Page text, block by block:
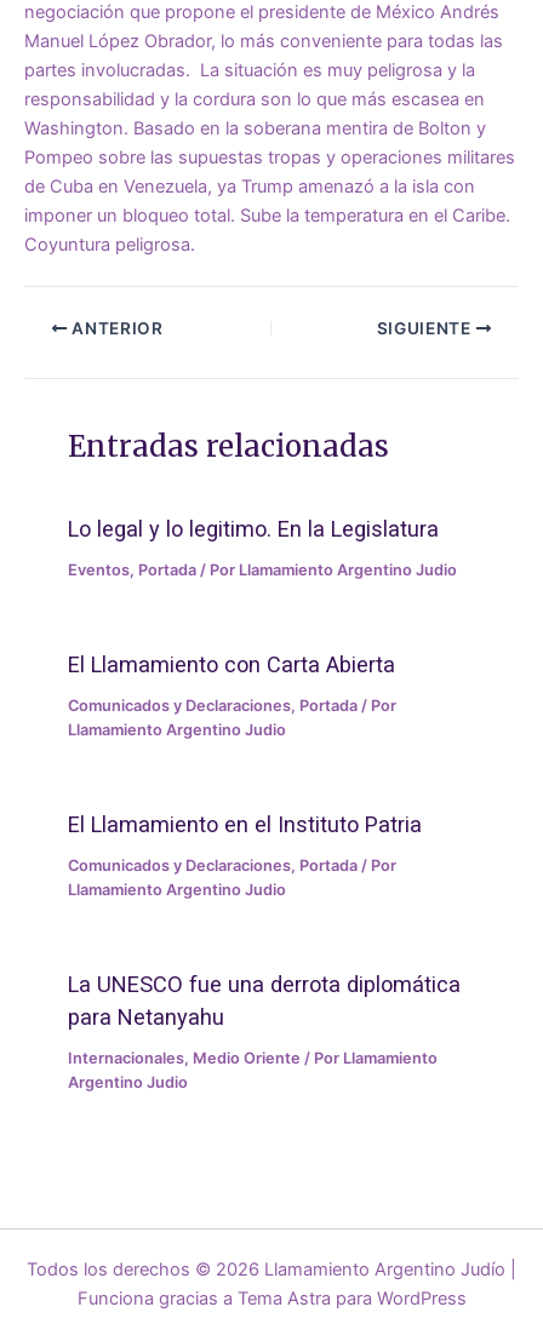
negociación que propone el presidente de México Andrés
Manuel López Obrador, lo más conveniente para todas las
partes involucradas. La situación es muy peligrosa y la
responsabilidad y la cordura son lo que más escasea en
Washington. Basado en la soberana mentira de Bolton y
Pompeo sobre las supuestas tropas y operaciones militares
de Cuba en Venezuela, ya Trump amenazó a la isla con
imponer un bloqueo total. Sube la temperatura en el Caribe.
Coyuntura peligrosa.
ANTERIOR SIGUIENTE
Entradas relacionadas
Lo legal y lo legitimo. En la Legislatura
Eventos, Portada / Por Llamamiento Argentino Judio
El Llamamiento con Carta Abierta
Comunicados y Declaraciones, Portada / Por
Llamamiento Argentino Judio
El Llamamiento en el Instituto Patria
Comunicados y Declaraciones, Portada / Por
Llamamiento Argentino Judio
La UNESCO fue una derrota diplomática
para Netanyahu
Internacionales, Medio Oriente / Por Llamamiento
Argentino Judio
Todos los derechos © 2026 Llamamiento Argentino Judío |
Funciona gracias a Tema Astra para WordPress